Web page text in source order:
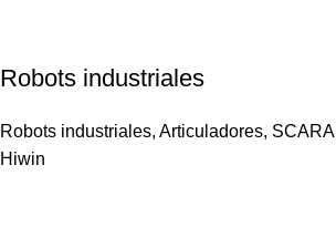
Robots industriales
Robots industriales, Articuladores, SCARA
Hiwin